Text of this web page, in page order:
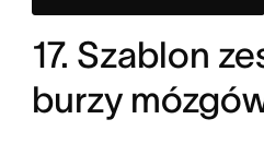
17. Szablon
burzy